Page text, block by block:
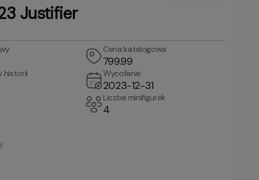
Justifier
historii
Cena katalogowa
799.99
Wycofanie
2023-12-31
Liczba minifigurek
4